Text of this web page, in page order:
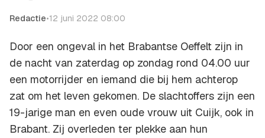
Redactie•12 juni 2022 08:00
Door een ongeval in het Brabantse Oeffelt zijn in
de nacht van zaterdag op zondag rond 04.00 uur
een motorrijder en iemand die bij hem achterop
zat om het leven gekomen. De slachtoffers zijn een
19-jarige man en even oude vrouw uit Cuijk, ook in
Brabant. Zij overleden ter plekke aan hun